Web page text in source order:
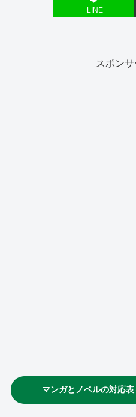
LINE
スポン
マンガとノベルの対応